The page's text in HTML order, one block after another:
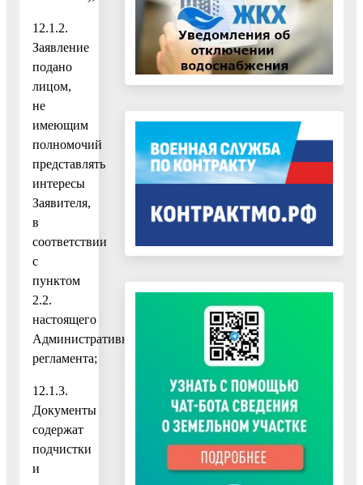
12.1.2.
Заявление
подано
лицом,
не
имеющим
полномочий
представлять
интересы
Заявителя,
в
соответствии
с
пунктом
2.2.
настоящего
Административного
регламента;
12.1.3.
Документы
содержат
подчистки
и